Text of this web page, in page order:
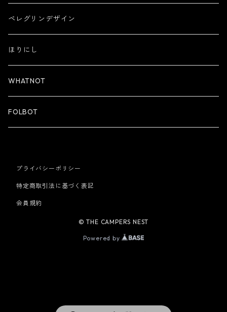
ペレグリンデザイン
ほりにし
WHATNOT
FOLBOT
プライバシーポリシー
特定商取引法に基づく表記
会員規約
© THE CAMPERS NEST
Powered by